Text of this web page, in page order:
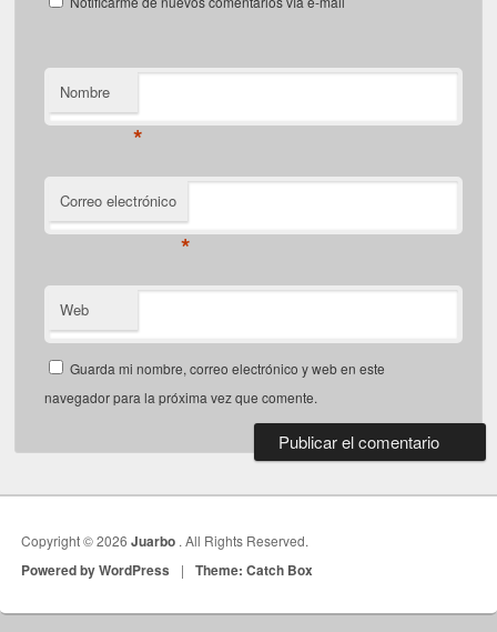
Nombre
*
Correo electrónico
*
Web
Guarda mi nombre, correo electrónico y web en este
navegador para la próxima vez que comente.
Copyright © 2026Juarbo . All Rights Reserved.
Powered by WordPress | Theme: Catch Box